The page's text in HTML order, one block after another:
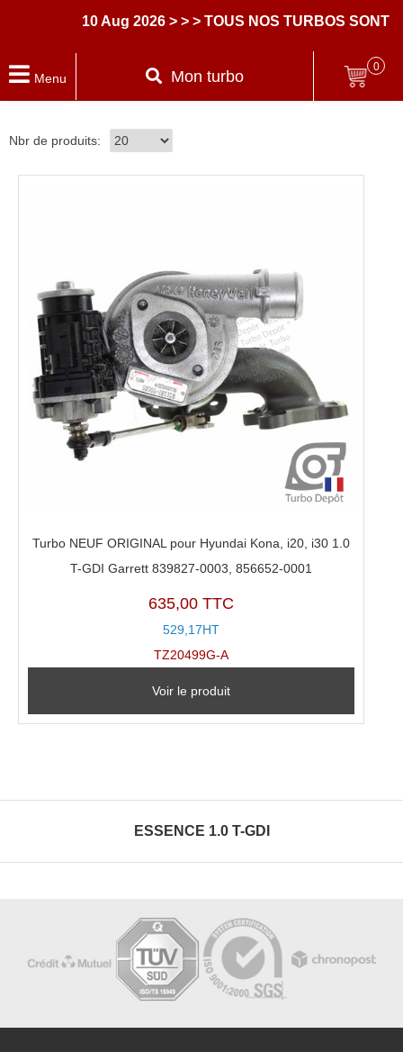
10 Aug 2026 > > > TOUS NOS TURBOS SONT
Menu Mon turbo
0
Nbr de produits:
Turbo NEUF ORIGINAL pour Hyundai Kona, i20, i30 1.0
T-GDI Garrett 839827-0003, 856652-0001
635,00 TTC
529,17HT
TZ20499G-A
Voir le produit
ESSENCE 1.0 T-GDI